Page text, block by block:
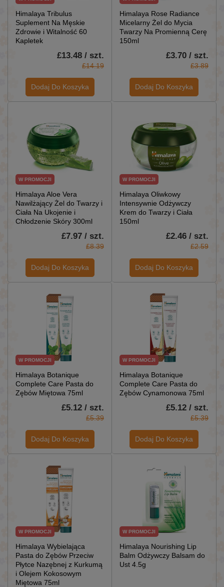
Himalaya Tribulus
Suplement Na Męskie
Zdrowie i Witalność 60
Kapletek
£13.48 / szt.
£14.19
Dodaj Do Koszyka
Himalaya Rose Radiance
Micelarny Żel do Mycia
Twarzy Na Promienną Cerę
150ml
£3.70 / szt.
£3.89
Dodaj Do Koszyka
W PROMOCJI
Himalaya Aloe Vera
Nawilżający Żel do Twarzy i
Ciała Na Ukojenie i
Chłodzenie Skóry 300ml
£7.97 / szt.
£8.39
Dodaj Do Koszyka
W PROMOCJI
Himalaya Oliwkowy
Intensywnie Odżywczy
Krem do Twarzy i Ciała
150ml
£2.46 / szt.
£2.59
Dodaj Do Koszyka
W PROMOCJI
Himalaya Botanique
Complete Care Pasta do
Zębów Miętowa 75ml
£5.12 / szt.
£5.39
Dodaj Do Koszyka
W PROMOCJI
Himalaya Botanique
Complete Care Pasta do
Zębów Cynamonowa 75ml
£5.12 / szt.
£5.39
Dodaj Do Koszyka
W PROMOCJI
Himalaya Wybielająca
Pasta do Zębów Przeciw
Płytce Nazębnej z Kurkumą
i Olejem Kokosowym
Miętowa 75ml
W PROMOCJI
Himalaya Nourishing Lip
Balm Odżywczy Balsam do
Ust 4.5g